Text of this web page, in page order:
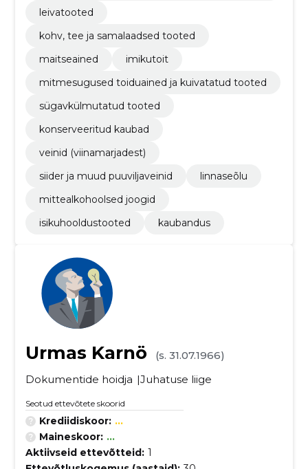
leivatooted
kohv, tee ja samalaadsed tooted
maitseained
imikutoit
mitmesugused toiduained ja kuivatatud tooted
sügavkülmutatud tooted
konserveeritud kaubad
veinid (viinamarjadest)
siider ja muud puuviljaveinid
linnaseõlu
mittealkohoolsed joogid
isikuhooldustooted
kaubandus
Urmas Karnö
(s. 31.07.1966)
Dokumentide hoidja
Juhatuse liige
Seotud ettevõtete skoorid
Krediidiskoor: ...
Maineskoor: ...
Aktiivseid ettevõtteid: 1